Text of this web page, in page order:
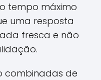
tempo máximo
uma resposta
fresca e não
combinadas de